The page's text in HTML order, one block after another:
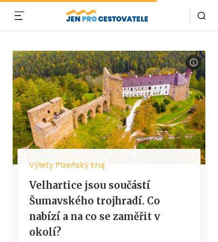
Výlety Plzeňský kraj
Velhartice jsou součástí
Šumavského trojhradí. Co
nabízí a na co se zaměřit v
okolí?